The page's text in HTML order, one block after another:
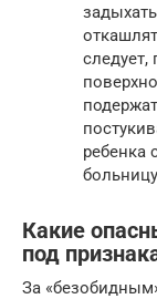
следует,
ребенка
Какие
под
За